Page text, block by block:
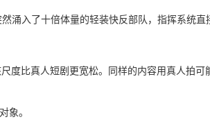
涌入了十倍体量的轻装快反部队，指挥系统直
度比真人短剧更宽松。同样的内容用真人拍可
象。